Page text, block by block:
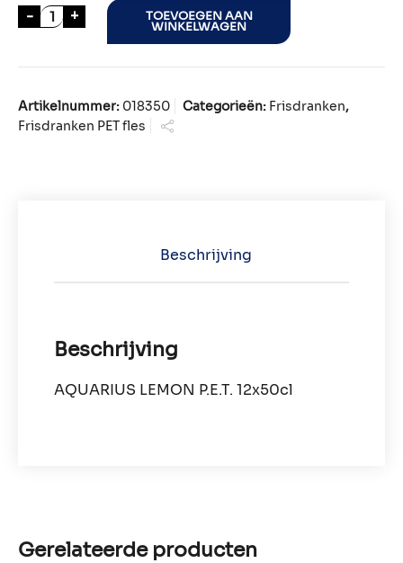
- AQUARIUS LEMON P.E.T. 12x50cl aantal
+ TOEVOEGEN AAN
WINKELWAGEN
Artikelnummer: 018350 Categorieën: Frisdranken,
Frisdranken PET fles
Beschrijving
Beschrijving
AQUARIUS LEMON P.E.T. 12x50cl
Gerelateerde producten